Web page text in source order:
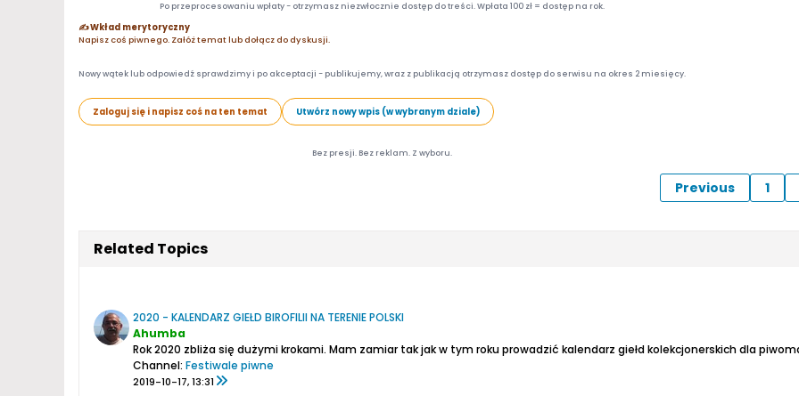
Po przeprocesowaniu wpłaty - otrzymasz niezwłocznie dostęp do treści. Wpłata 100 zł = dostęp na rok.
✍️ Wkład merytoryczny
Napisz coś piwnego. Załóż temat lub dołącz do dyskusji.
Nowy wątek lub odpowiedź sprawdzimy i po akceptacji - publikujemy, wraz z publikacją otrzymasz dostęp do serwisu na okres 2 miesięcy.
Zaloguj się i napisz coś na ten temat Utwórz nowy wpis (w wybranym dziale)
Bez presji. Bez reklam. Z wyboru.
Previous 1
Related Topics
2020 - KALENDARZ GIEŁD BIROFILII NA TERENIE POLSKI
Ahumba
Rok 2020 zbliża się dużymi krokami. Mam zamiar tak jak w tym roku prowadzić kalendarz giełd kolekcjonerskich dla
Channel: Festiwale piwne
2019-10-17, 13:31